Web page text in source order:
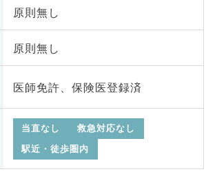
原則無し
原則無し
医師免許、保険医登録済
当直なし
救急対応なし
駅近・徒歩圏内